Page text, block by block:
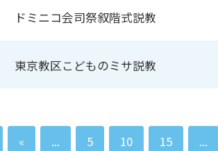
ドミニコ会司祭叙階式説教
東京教区こどものミサ説教
« ... 5 10 15 ...